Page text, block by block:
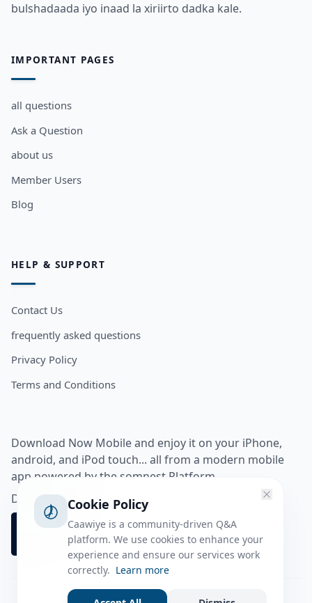
bulshadaada iyo inaad la xiriirto dadka kale.
IMPORTANT PAGES
all questions
Ask a Question
about us
Member Users
Blog
HELP & SUPPORT
Contact Us
frequently asked questions
Privacy Policy
Terms and Conditions
Download Now Mobile and enjoy it on your iPhone,
android, and iPod touch... all from a modern mobile
app powered by the somnest Platform.
Download app from
Cookie Policy
Caawiye is a community-driven Q&A
platform. We use cookies to enhance your
experience and ensure our services work
correctly. Learn more